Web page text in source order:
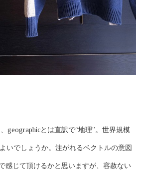
geographicとは直訳で“地理”。世界規模
いでしょうか。注がれるベクトルの意図
感じて頂けるかと思いますが、容赦ない